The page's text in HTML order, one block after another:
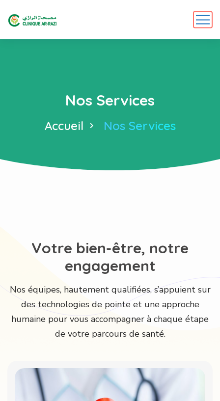
Nos Services
Accueil Nos Services
Votre bien-être, notre
engagement
Nos équipes, hautement qualifiées, s’appuient sur
des technologies de pointe et une approche
humaine pour vous accompagner à chaque étape
de votre parcours de santé.